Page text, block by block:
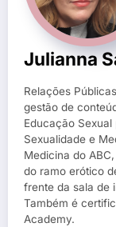
Julianna
Relações
gestão de
Educação Sexual
Sexualidade e
Medicina do
do ramo erótico
frente da sala de
Também é
Academy.